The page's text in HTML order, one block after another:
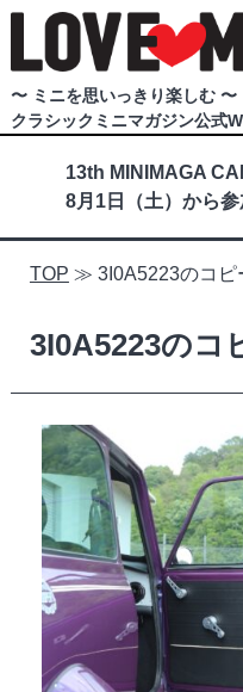
〜 ミニを思いっきり楽しむ 〜
クラシックミニマガジン公式
13th MINIMAGA
8月1日（土）から参
TOP ≫ 3I0A5223のコピ
3I0A5223のコ